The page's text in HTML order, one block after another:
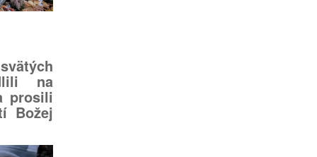
na
prosili
Božej